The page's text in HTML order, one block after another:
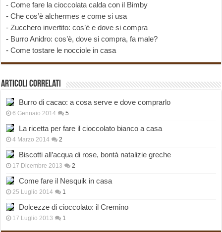
-Come fare la cioccolata calda con il Bimby
-Che cos’è alchermes e come si usa
-Zucchero invertito: cos’è e dove si compra
- Burro Anidro: cos’è, dove si compra, fa male?
-Come tostare le nocciole in casa
Articoli correlati
Burro di cacao: a cosa serve e dove comprarlo
6 Gennaio 2014 5
La ricetta per fare il cioccolato bianco a casa
4 Marzo 2014 2
Biscotti all’acqua di rose, bontà natalizie greche
17 Dicembre 2013 2
Come fare il Nesquik in casa
25 Luglio 2014 1
Dolcezze di cioccolato: il Cremino
17 Luglio 2013 1